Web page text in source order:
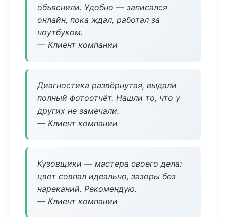
объяснили. Удобно — записался
онлайн, пока ждал, работал за
ноутбуком.
— Клиент компании
Диагностика развёрнутая, выдали
полный фотоотчёт. Нашли то, что у
других не замечали.
— Клиент компании
Кузовщики — мастера своего дела:
цвет совпал идеально, зазоры без
нареканий. Рекомендую.
— Клиент компании